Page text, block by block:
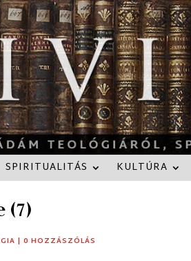
SPIRITUALITÁS KULTÚRA
(7)
|0 HOZZÁSZÓLÁS